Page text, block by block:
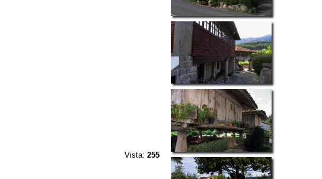
Vista:255